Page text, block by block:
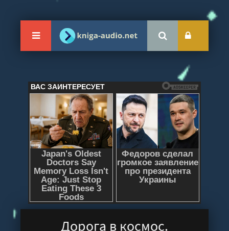
Дорога в космос.